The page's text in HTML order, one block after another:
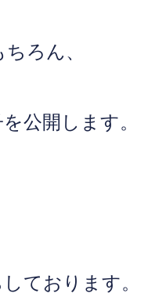
ろん、
公開します。
ております。